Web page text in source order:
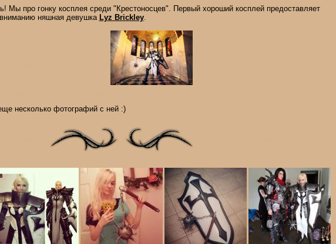
Мы про гонку косплея среди "Крестоносцев". Первый хороший косплей предоставляет
няшная девушка Lyz Brickley.
несколько фотографий с ней :)